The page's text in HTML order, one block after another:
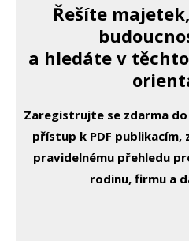
Řešíte
a hledáte v
Zaregistrujte se zdarma
přístup k PDF publikacím,
pravidelnému přehledu
rodinu, firmu a